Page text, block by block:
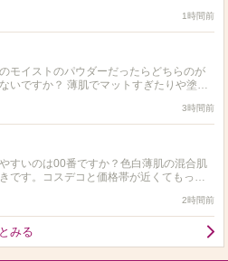
1時間前
モイストのパウダーだったらどちらのが
いですか？ 薄肌でマットすぎたりや塗っ
子が細かく粉っぽくならな…
3時間前
すいのは00番ですか？色白薄肌の混合肌
です。コスデコと価格帯が近くてもっと
ってありますか？
2時間前
みる